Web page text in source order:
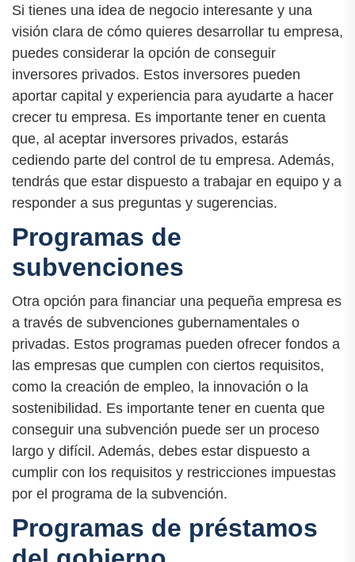
Si tienes una idea de negocio interesante y una
visión clara de cómo quieres desarrollar tu empresa,
puedes considerar la opción de conseguir
inversores privados. Estos inversores pueden
aportar capital y experiencia para ayudarte a hacer
crecer tu empresa. Es importante tener en cuenta
que, al aceptar inversores privados, estarás
cediendo parte del control de tu empresa. Además,
tendrás que estar dispuesto a trabajar en equipo y a
responder a sus preguntas y sugerencias.
Programas de
subvenciones
Otra opción para financiar una pequeña empresa es
a través de subvenciones gubernamentales o
privadas. Estos programas pueden ofrecer fondos a
las empresas que cumplen con ciertos requisitos,
como la creación de empleo, la innovación o la
sostenibilidad. Es importante tener en cuenta que
conseguir una subvención puede ser un proceso
largo y difícil. Además, debes estar dispuesto a
cumplir con los requisitos y restricciones impuestas
por el programa de la subvención.
Programas de préstamos